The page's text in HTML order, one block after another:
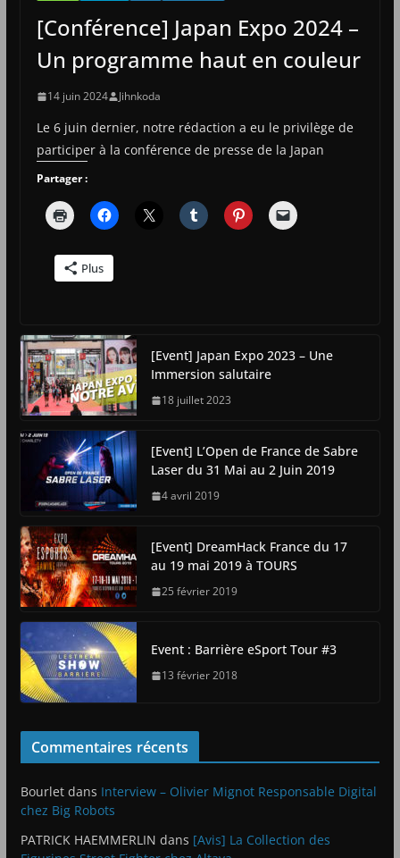
[Conférence] Japan Expo 2024 –
Un programme haut en couleur
14 juin 2024 Jihnkoda
Le 6 juin dernier, notre rédaction a eu le privilège de
participer à la conférence de presse de la Japan
Partager :
Plus
[Event] Japan Expo 2023 – Une
Immersion salutaire
18 juillet 2023
[Event] L’Open de France de Sabre
Laser du 31 Mai au 2 Juin 2019
4 avril 2019
[Event] DreamHack France du 17
au 19 mai 2019 à TOURS
25 février 2019
Event : Barrière eSport Tour #3
13 février 2018
Commentaires récents
Bourletdans Interview – Olivier Mignot Responsable Digital
chez Big Robots
PATRICK HAEMMERLIN dans [Avis] La Collection des